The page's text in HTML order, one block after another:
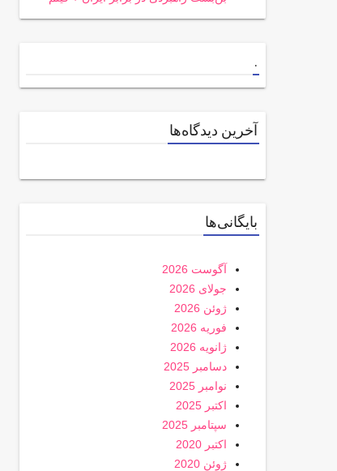
.
آخرین دیدگاه‌ها
بایگانی‌ها
آگوست 2026
جولای 2026
ژوئن 2026
فوریه 2026
ژانویه 2026
دسامبر 2025
نوامبر 2025
اکتبر 2025
سپتامبر 2025
اکتبر 2020
ژوئن 2020